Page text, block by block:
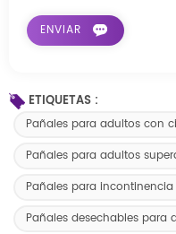
ETIQUETAS :
Pañales para adultos con
Pañales para adultos
Pañales para
Pañales desechables